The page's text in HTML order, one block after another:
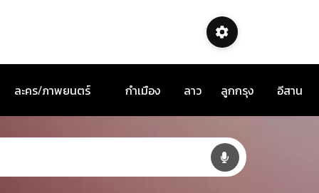
ละคร/ภาพยนตร์ กำเมือง ลาว ลูกกรุง อีสาน